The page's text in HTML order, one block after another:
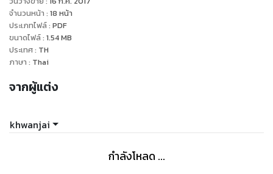
จำนวนหน้า : 18 หน้า
ประเภทไฟล์: PDF
ขนาดไฟล์: 1.54MB
ประเทศ: TH
ภาษา : Thai
จากผู้แต่ง
khwanjai
กำลังโหลด ...